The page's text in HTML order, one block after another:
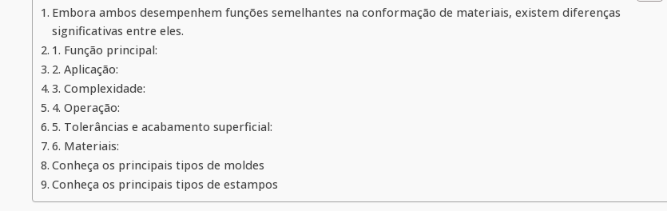
Embora ambos desempenhem funções semelhantes na conformação de materiais, existem diferenças
significativas entre eles.
1. Função principal:
2. Aplicação:
3. Complexidade:
4. Operação:
5. Tolerâncias e acabamento superficial:
6. Materiais:
Conheça os principais tipos de moldes
Conheça os principais tipos de estampos